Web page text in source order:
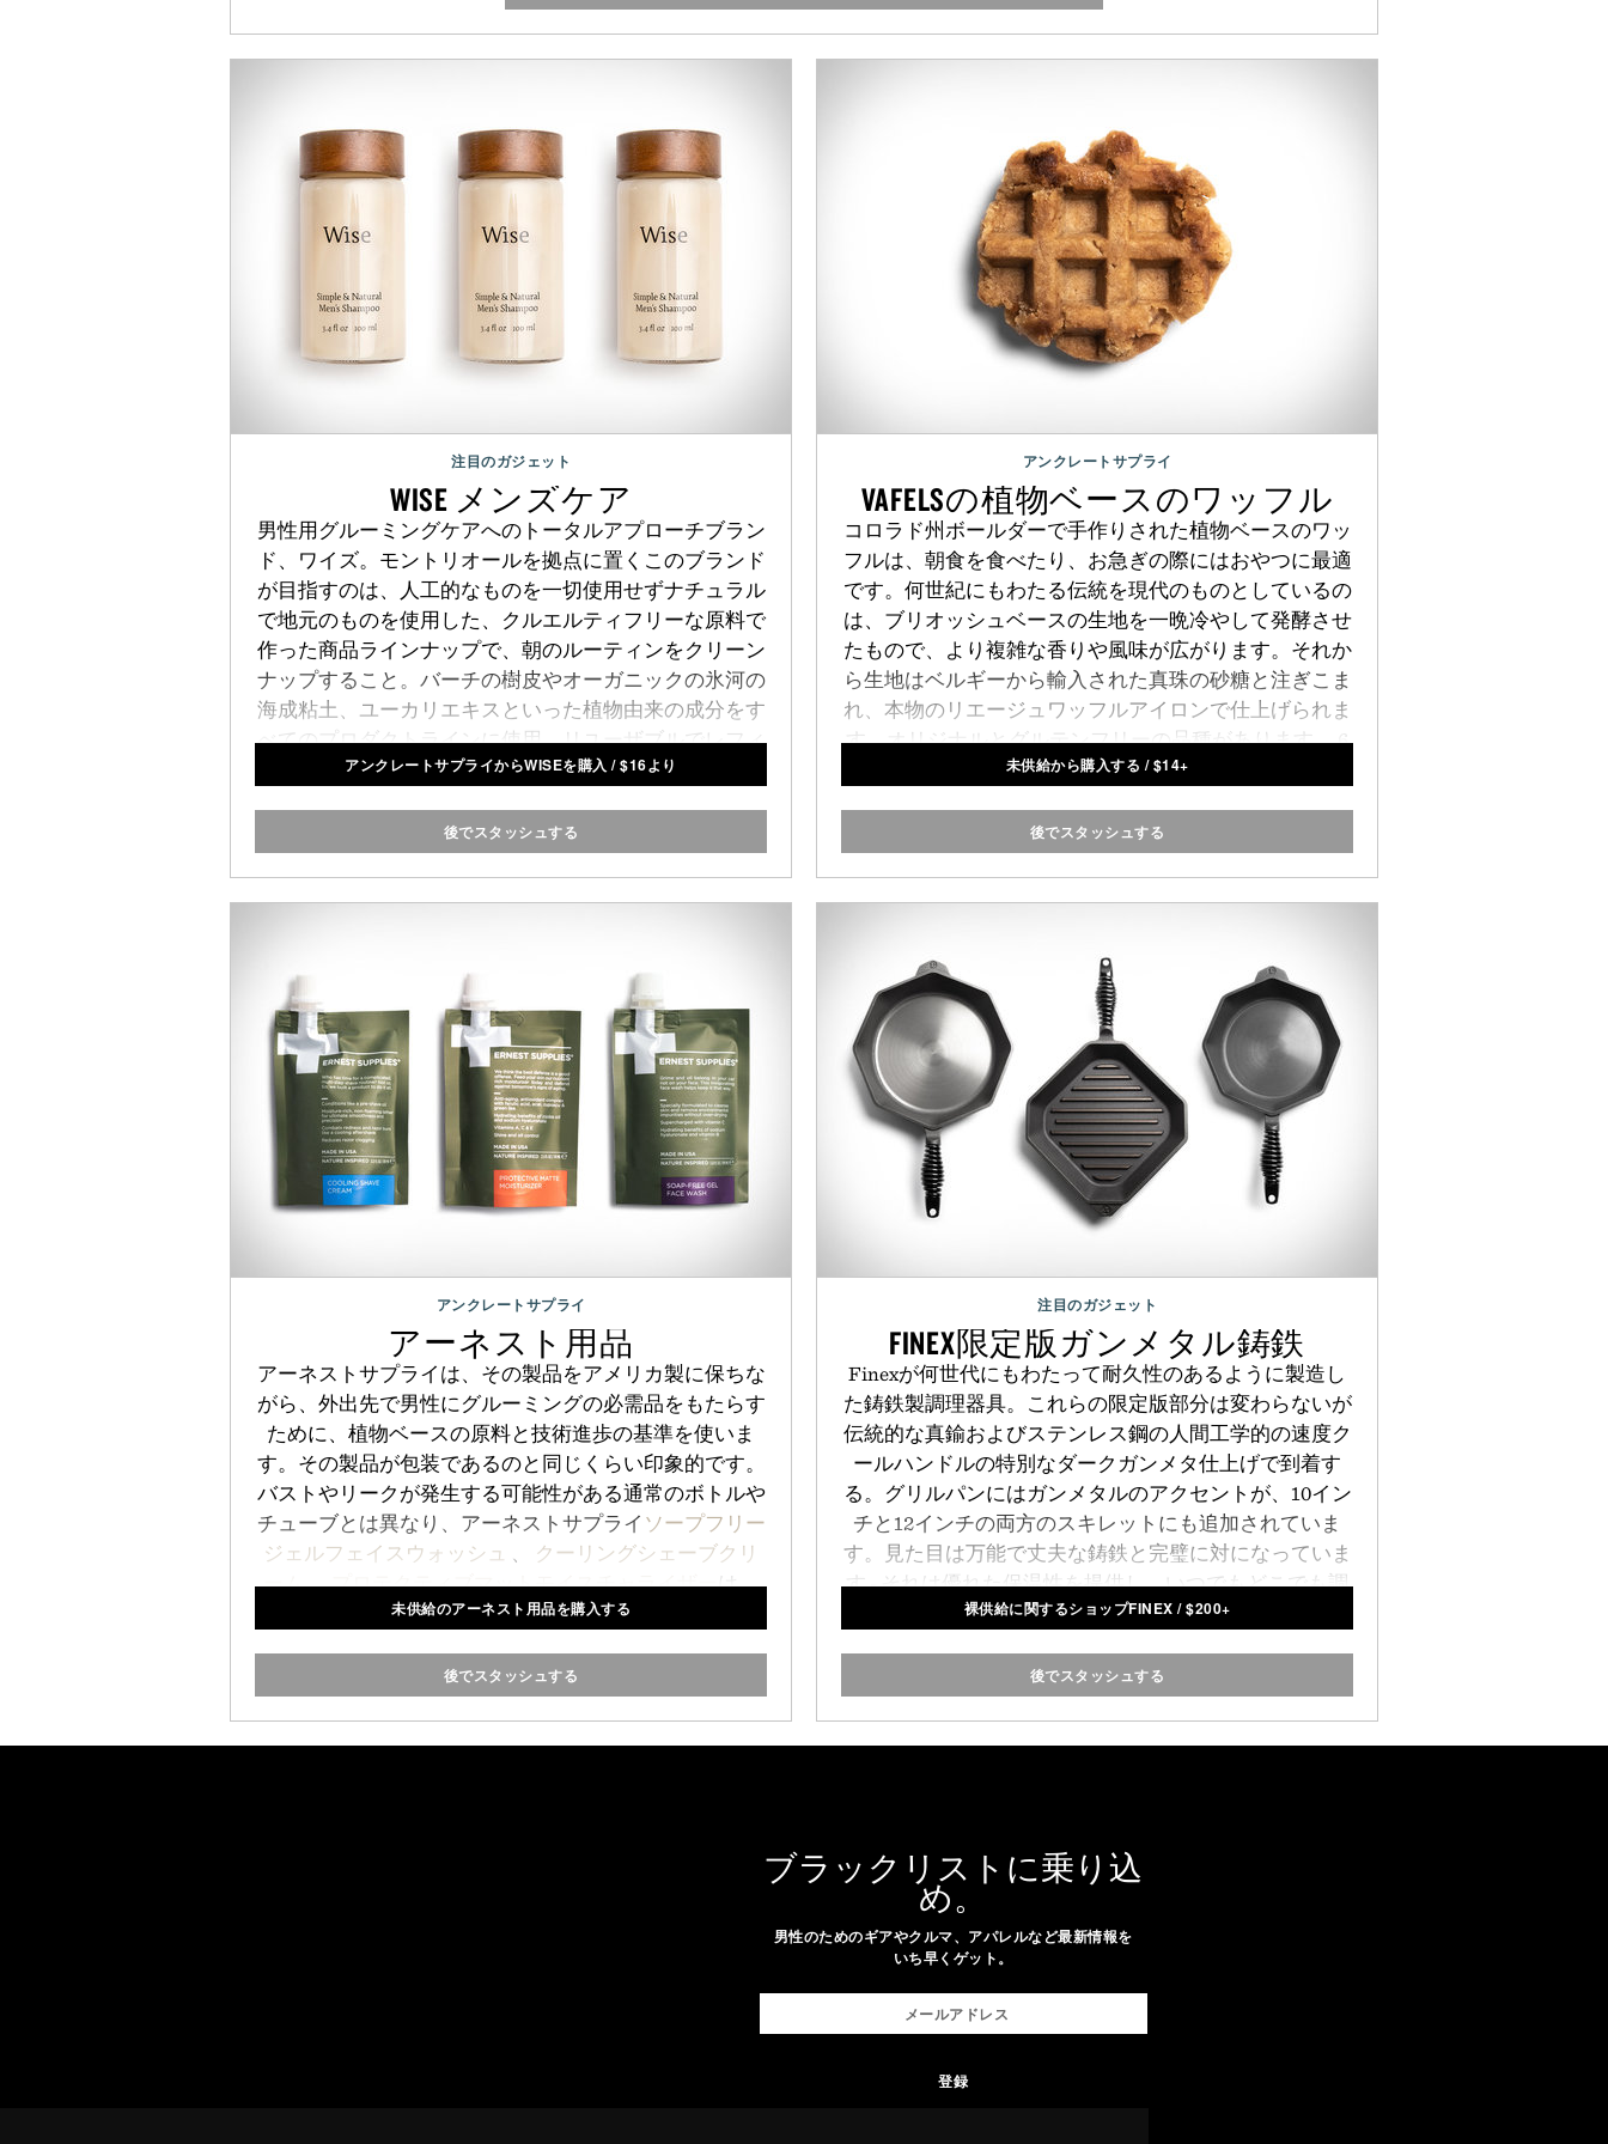
注目のガジェット
WISE メンズケア
男性用グルーミングケアへのトータルアプローチブラン
ド、ワイズ。モントリオールを拠点に置くこのブランド
が目指すのは、人工的なものを一切使用せずナチュラル
で地元のものを使用した、クルエルティフリーな原料で
作った商品ラインナップで、朝のルーティンをクリーン
ナップすること。バーチの樹皮やオーガニックの氷河の
海成粘土、ユーカリエキスといった植物由来の成分をす
べてのプロダクトラインに使用。リユーザブルでレフィ
ルできるガラスジャーに入ったシャンプーや グレーシア
は、ブランドが持つ環境対策としてレフィルも用意され
ている。
アンクレートサプライからWISEを購入 /$16より
後でスタッシュする
アンクレートサプライ
VAFELSの植物ベースのワッフル
コロラド州ボールダーで手作りされた植物ベースのワッ
フルは、朝食を食べたり、お急ぎの際にはおやつに最適
です。何世紀にもわたる伝統を現代のものとしているの
は、ブリオッシュベースの生地を一晩冷やして発酵させ
たもので、より複雑な香りや風味が広がります。それか
ら生地はベルギーから輸入された真珠の砂糖と注ぎこま
れ、本物のリエージュワッフルアイロンで仕上げられま
す。オリジナルとグルテンフリーの品種があります。 6
個入りパックとして販売。
未供給から購入する /$14+
後でスタッシュする
アンクレートサプライ
アーネスト用品
アーネストサプライは、その製品をアメリカ製に保ちな
がら、外出先で男性にグルーミングの必需品をもたらす
ために、植物ベースの原料と技術進歩の基準を使いま
す。その製品が包装であるのと同じくらい印象的です。
バストやリークが発生する可能性がある通常のボトルや
チューブとは異なり、アーネストサプライ ソープフリー
ジェルフェイスウォッシュ 、 クーリングシェーブクリ
ーム、プロテクティブマットモイスチャライザーは、
ドップの収納スペースを最大限にするソフトフラスコス
未供給のアーネスト用品を購入する
後でスタッシュする
注目のガジェット
FINEX限定版ガンメタル鋳鉄
Finexが何世代にもわたって耐久性のあるように製造し
た鋳鉄製調理器具。これらの限定版部分は変わらないが
伝統的な真鍮およびステンレス鋼の人間工学的の速度ク
ールハンドルの特別なダークガンメタ仕上げで到着す
る。グリルパンにはガンメタルのアクセントが、10イン
チと12インチの両方のスキレットにも追加されていま
す。見た目は万能で丈夫な鋳鉄と完璧に対になっていま
す - それは優れた保温性を提供し、いつでもどこでも調
理したいときはほとんど不滅の調理面として使用するこ
裸供給に関するショップFINEX /$200+
後でスタッシュする
ブラックリストに乗り込
め。
男性のためのギアやクルマ、アパレルなど最新情報を
いち早くゲット。